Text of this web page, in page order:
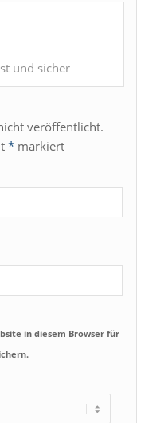
und sicher
veröffentlicht.
*markiert
in diesem Browser für